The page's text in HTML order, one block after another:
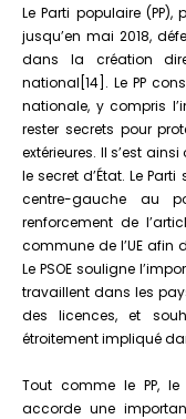
Le Parti populaire
jusqu’en mai 2018,
dans la création
national[14]. Le PP
nationale, y compris
rester secrets pour
extérieures. Il s’est
le secret d’État. Le
centre-gauche au
renforcement de
commune de l’UE afin
Le PSOE souligne
travaillent dans les
des licences, et
étroitement impliqué
Tout comme le PP,
accorde une